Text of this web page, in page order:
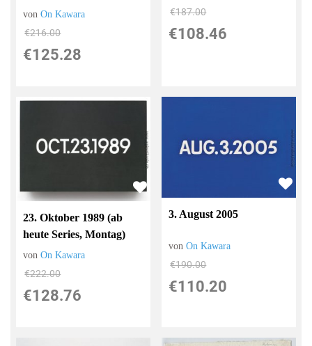
vonOn Kawara
€216.00
€125.28
€187.00
€108.46
23. Oktober 1989 (ab
heute Series, Montag)
vonOn Kawara
€222.00
€128.76
3. August 2005
vonOn Kawara
€190.00
€110.20